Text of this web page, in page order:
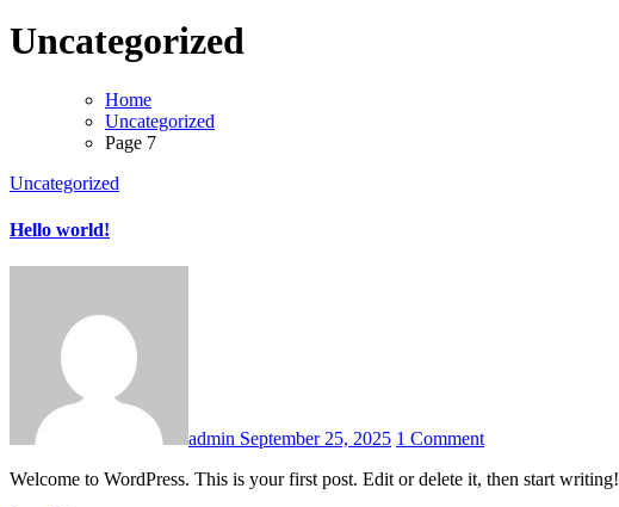
Uncategorized
Home
Uncategorized
Page 7
Uncategorized
Hello world!
admin September 25, 2025 1 Comment
Welcome to WordPress. This is your first post. Edit or delete it, then start writing!